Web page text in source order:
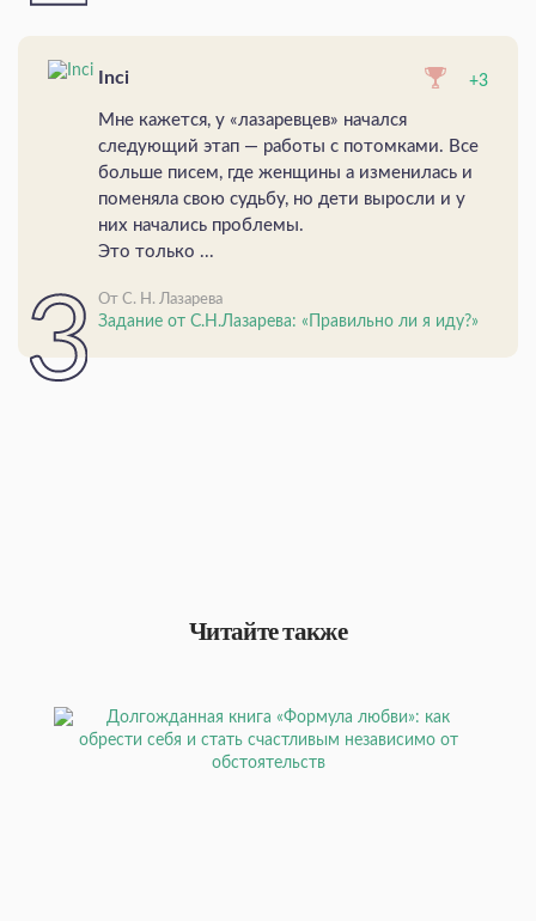
Inci +3
Мне кажется, у «лазаревцев» начался
следующий этап — работы с потомками. Все
больше писем, где женщины а изменилась и
поменяла свою судьбу, но дети выросли и у
них начались проблемы.
Это только ...
От С. Н. Лазарева
Задание от С.Н.Лазарева: «Правильно ли я иду?»
Читайте также